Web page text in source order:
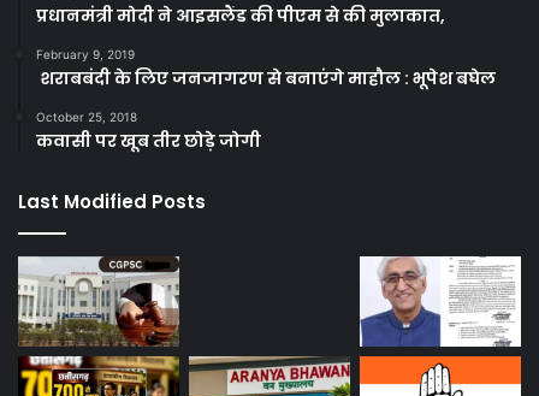
प्रधानमंत्री मोदी ने आइसलैंड की पीएम से की मुलाकात,
February 9, 2019
शराबबंदी के लिए जनजागरण से बनाएंगे माहौल : भूपेश बघेल
October 25, 2018
कवासी पर खूब तीर छोड़े जोगी
Last Modified Posts